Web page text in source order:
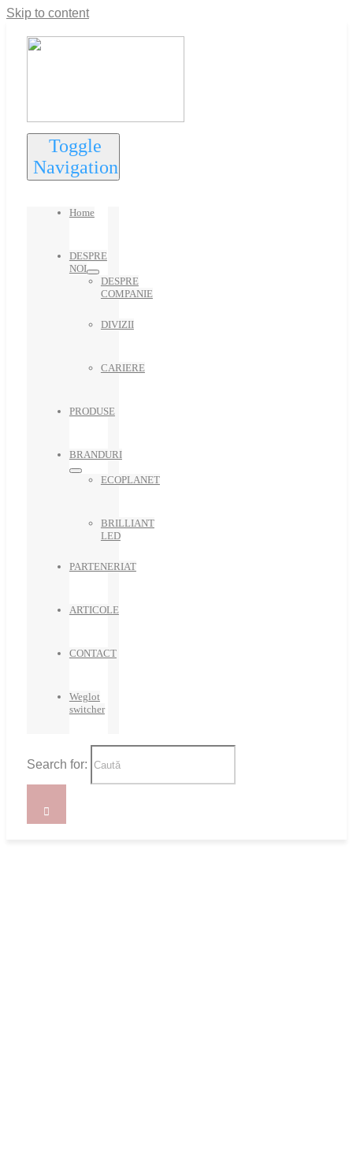
Skip to content
Toggle
Navigation
Home
DESPRE
NOI
DESPRE
COMPANIE
DIVIZII
CARIERE
PRODUSE
BRANDURI
ECOPLANET
BRILLIANT
LED
PARTENERIAT
ARTICOLE
CONTACT
Weglot
switcher
Search for: